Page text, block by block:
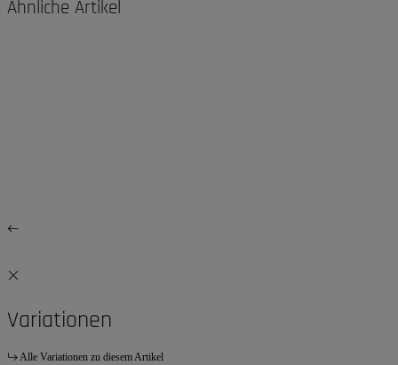
Ähnliche Artikel
Variationen
Alle Variationen zu diesem Artikel